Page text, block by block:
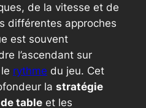
de la vitesse et de
différentes approches
est souvent
l’ascendant sur
rythme du jeu. Cet
la stratégie
tableet les